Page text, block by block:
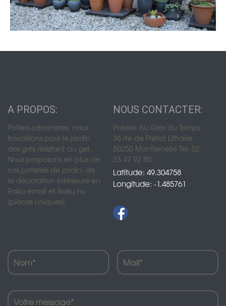
A PROPOS:
Potiers-céramistes, nous
travaillons pour le jardin
des grès résistant au gel .
Nous proposons en plus de
nos poteries de jardin, de
la décoration intérieure en
Raku émail et Raku nu
(pièces uniques).
NOUS CONTACTER:
Poterie Au Grès du Temps
36 rte de Prétot Lithaire
50250 Montsenelle Tel: 02
33 47 92 80
Latitude: 49.304758
Longitude: -1.485761